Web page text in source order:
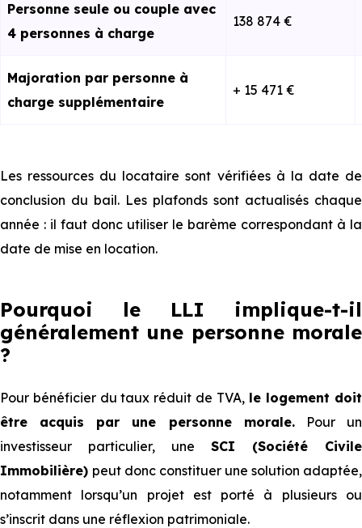
Personne seule ou couple avec
4 personnes à charge
138 874 €
Majoration par personne à
charge supplémentaire
+ 15 471 €
Les ressources du locataire sont vérifiées à la date de
conclusion du bail. Les plafonds sont actualisés chaque
année : il faut donc utiliser le barème correspondant à la
date de mise en location.
Pourquoi le LLI implique-t-il
généralement une personne morale
?
Pour bénéficier du taux réduit de TVA,le logement doit
être acquis par une personne morale.Pour un
investisseur particulier, une SCI (Société Civile
Immobilière) peut donc constituer une solution adaptée,
notamment lorsqu’un projet est porté à plusieurs ou
s’inscrit dans une réflexion patrimoniale.